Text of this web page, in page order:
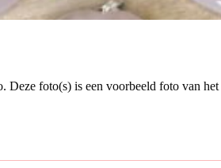
foto(s) is een voorbeeld foto van